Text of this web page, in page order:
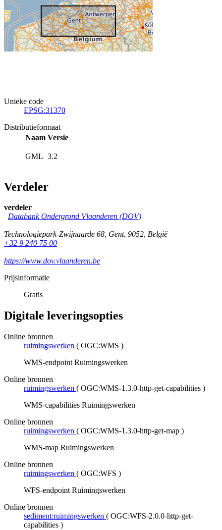
Unieke code
EPSG:31370
Distributieformaat
Naam Versie
GML 3.2
Verdeler
verdeler
Databank Ondergrond Vlaanderen (DOV)
Technologiepark-Zwijnaarde 68, Gent, 9052, België
+32 9 240 75 00
https://www.dov.vlaanderen.be
Prijsinformatie
Gratis
Digitale leveringsopties
Online bronnen
ruimingswerken ( OGC:WMS )
WMS-endpoint Ruimingswerken
Online bronnen
ruimingswerken ( OGC:WMS-1.3.0-http-get-capabilities )
WMS-capabilities Ruimingswerken
Online bronnen
ruimingswerken ( OGC:WMS-1.3.0-http-get-map )
WMS-map Ruimingswerken
Online bronnen
ruimingswerken ( OGC:WFS )
WFS-endpoint Ruimingswerken
Online bronnen
sediment:ruimingswerken ( OGC:WFS-2.0.0-http-get-
capabilities )